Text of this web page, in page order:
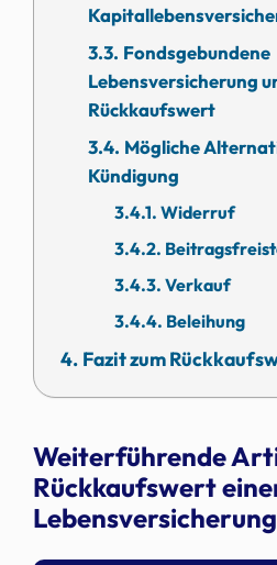
Fondsgebundene
Lebensversicherung
Rückkaufswert
Mögliche
Kündigung
Widerruf
Verkauf
Beleihung
Fazit zum
Weiterführende
Rückkaufswert
Lebensversicherung